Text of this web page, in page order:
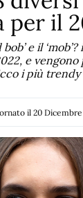
per il
e il
e
i più trendy
il 20 Dicembre